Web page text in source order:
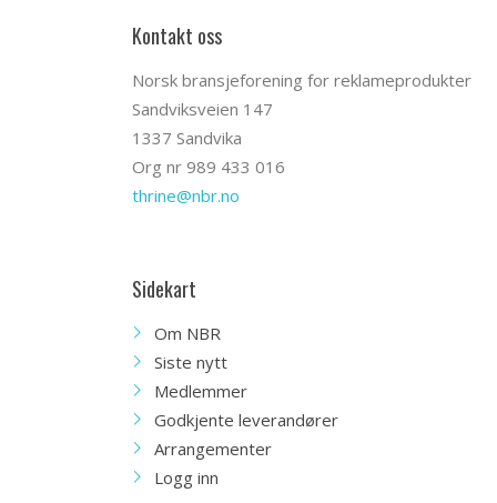
Kontakt oss
Norsk bransjeforening for reklameprodukter
Sandviksveien 147
1337 Sandvika
Org nr 989 433 016
thrine@nbr.no
Sidekart
Om NBR
Siste nytt
Medlemmer
Godkjente leverandører
Arrangementer
Logg inn